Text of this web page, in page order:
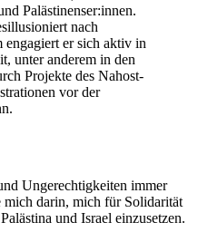
Palästinenser:innen.
nach
engagiert er sich aktiv in
unter anderem in den
Projekte des Nahost-
vor der
Ungerechtigkeiten immer
mich darin, mich für Solidarität
und Israel einzusetzen.